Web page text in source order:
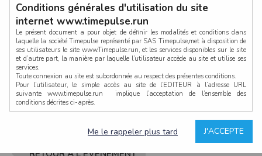
CONNEXION
RETOUR À L'ÉVÈNEMENT
Conditions générales d'utilisation du site
internet www.timepulse.run
Le présent document a pour objet de définir les modalités et conditions dans
laquelle la société Timepulse représenté par SAS Timepulse,met à disposition de
ses utilisateurs le site www.Timepulse.run, et les services disponibles sur le site
et d’autre part, la manière par laquelle l’utilisateur accède au site et utilise ses
services.
Toute connexion au site est subordonnée au respect des présentes conditions.
Pour l’utilisateur, le simple accès au site de l’EDITEUR à l’adresse URL
suivante www.timepulse.run implique l’acceptation de l’ensemble des
conditions décrites ci-après.
La structure générale du site www.timepulse.run, par quelque procédé que ce
soit, sans l'autorisation préalable et par écrit de Fourcherot Mickael et/ou de ses
J'ACCEPTE
Me le rappeler plus tard